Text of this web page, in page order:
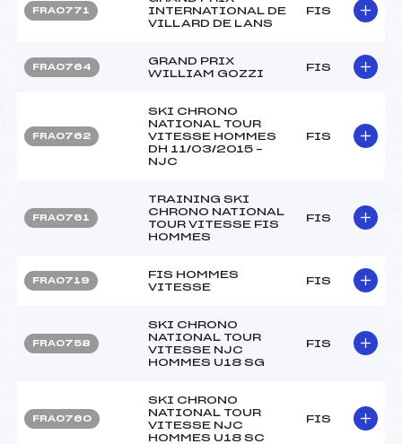
FRA0771
INTERNATIONAL DE
VILLARD DE LANS
FIS
FRA0764
GRAND PRIX
WILLIAM GOZZI
FIS
FRA0762
SKI CHRONO
NATIONAL TOUR
VITESSE HOMMES
DH 11/03/2015 –
NJC
FIS
FRA0761
TRAINING SKI
CHRONO NATIONAL
TOUR VITESSE FIS
HOMMES
FIS
FRA0719
FIS HOMMES
VITESSE
FIS
FRA0758
SKI CHRONO
NATIONAL TOUR
VITESSE NJC
HOMMES U18 SG
FIS
FRA0760
SKI CHRONO
NATIONAL TOUR
VITESSE NJC
HOMMES U18 SC
FIS